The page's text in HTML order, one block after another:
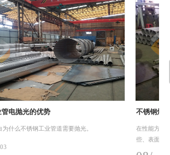
不锈钢焊管的均匀性要比不锈钢工业管更好些
在性能方面，不锈钢焊管的均匀性要比不锈钢工业管更好